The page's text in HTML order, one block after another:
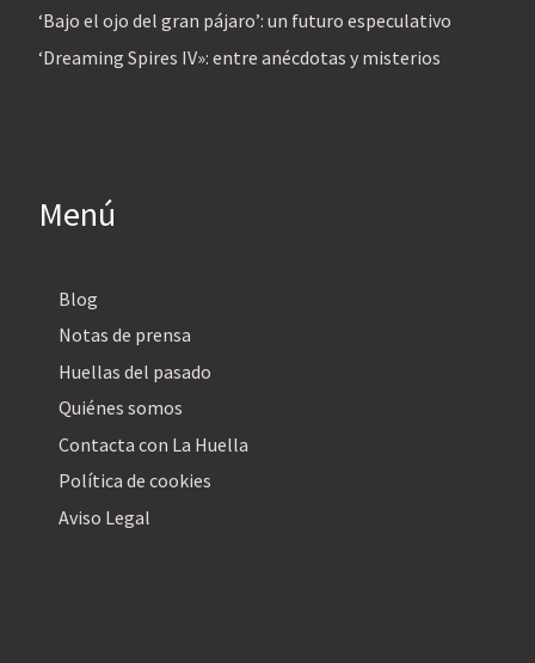
‘Bajo el ojo del gran pájaro’: un futuro especulativo
‘Dreaming Spires IV»: entre anécdotas y misterios
Menú
Blog
Notas de prensa
Huellas del pasado
Quiénes somos
Contacta con La Huella
Política de cookies
Aviso Legal